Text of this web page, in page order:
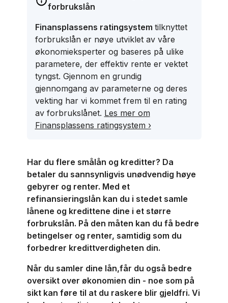
forbrukslån
Finansplassens ratingsystem tilknyttet
forbrukslån er nøye utviklet av våre
økonomieksperter og baseres på ulike
parametere, der effektiv rente er vektet
tyngst. Gjennom en grundig
gjennomgang av parameterne og deres
vekting har vi kommet frem til en rating
av forbrukslånet. Les mer om
Finansplassens ratingsystem ›
Har du flere smålån og kreditter? Da
betaler du sannsynligvis unødvendig høye
gebyrer og renter. Med et
refinansieringslån kan du i stedet samle
lånene og kredittene dine i et større
forbrukslån. På den måten kan du få bedre
betingelser og renter, samtidig som du
forbedrer kredittverdigheten din.
Når du samler dine lån,får du også bedre
oversikt over økonomien din - noe som på
sikt kan føre til at du raskere blir gjeldfri. Vi